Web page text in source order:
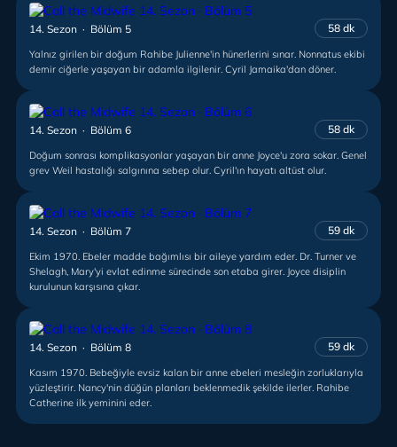
14. Sezon · Bölüm 5 58 dk
Yalnız girilen bir doğum Rahibe Julienne'in hünerlerini sınar. Nonnatus ekibi
demir ciğerle yaşayan bir adamla ilgilenir. Cyril Jamaika'dan döner.
14. Sezon · Bölüm 6 58 dk
Doğum sonrası komplikasyonlar yaşayan bir anne Joyce'u zora sokar. Genel
grev Weil hastalığı salgınına sebep olur. Cyril'ın hayatı altüst olur.
14. Sezon · Bölüm 7 59 dk
Ekim 1970. Ebeler madde bağımlısı bir aileye yardım eder. Dr. Turner ve
Shelagh, Mary'yi evlat edinme sürecinde son etaba girer. Joyce disiplin
kurulunun karşısına çıkar.
14. Sezon · Bölüm 8 59 dk
Kasım 1970. Bebeğiyle evsiz kalan bir anne ebeleri mesleğin zorluklarıyla
yüzleştirir. Nancy'nin düğün planları beklenmedik şekilde ilerler. Rahibe
Catherine ilk yeminini eder.